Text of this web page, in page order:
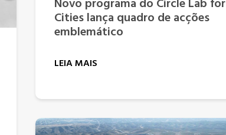
Novo programa do Circle Lab for
Cities lança quadro de acções
emblemático
LEIA MAIS